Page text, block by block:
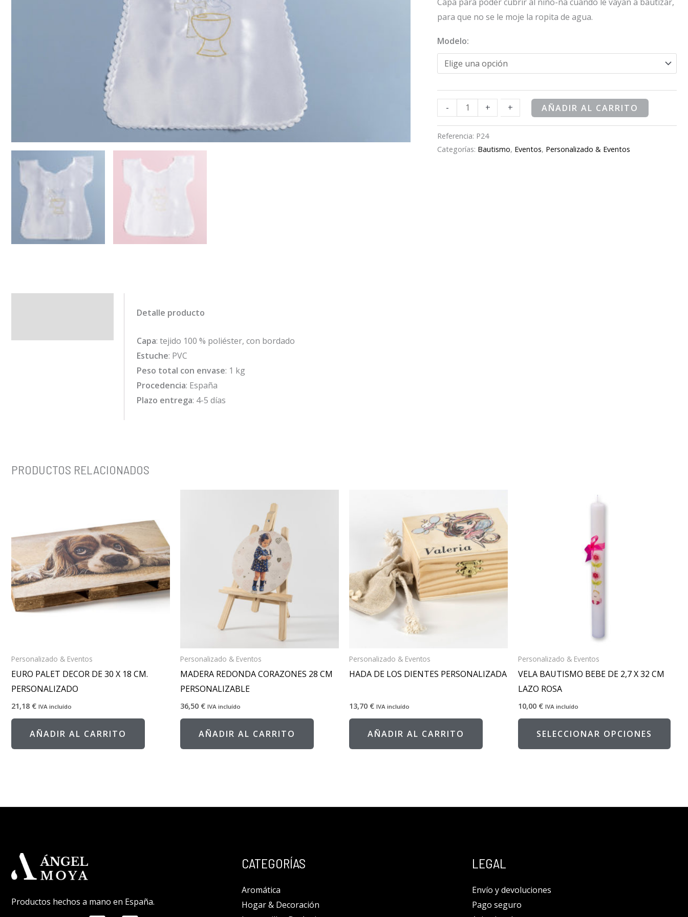
para que no se le moje la ropita de agua.
Modelo:
-- + + AÑADIR AL CARRITO
Referencia: P24
Categorías: Bautismo, Eventos, Personalizado & Eventos
Detalle producto
Capa: tejido 100 % poliéster, con bordado
Estuche: PVC
Peso total con envase: 1 kg
Procedencia: España
Plazo entrega: 4-5 días
PRODUCTOS RELACIONADOS
Personalizado & Eventos
EURO PALET DECOR DE 30 X 18 CM.
PERSONALIZADO
21,18 € IVA incluído
AÑADIR AL CARRITO
Personalizado & Eventos
MADERA REDONDA CORAZONES 28 CM
PERSONALIZABLE
36,50 € IVA incluído
AÑADIR AL CARRITO
Personalizado & Eventos
HADA DE LOS DIENTES PERSONALIZADA
13,70 € IVA incluído
AÑADIR AL CARRITO
Personalizado & Eventos
VELA BAUTISMO BEBE DE 2,7 X 32 CM
LAZO ROSA
10,00 € IVA incluído
SELECCIONAR OPCIONES
Productos hechos a mano en España.
CATEGORÍAS
Aromática
Hogar & Decoración
LEGAL
Envío y devoluciones
Pago seguro